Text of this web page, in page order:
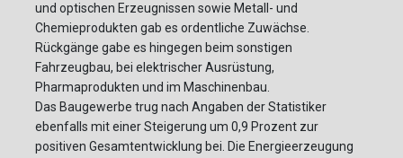
und optischen Erzeugnissen sowie Metall- und
Chemieprodukten gab es ordentliche Zuwächse.
Rückgänge gabe es hingegen beim sonstigen
Fahrzeugbau, bei elektrischer Ausrüstung,
Pharmaprodukten und im Maschinenbau.
Das Baugewerbe trug nach Angaben der Statistiker
ebenfalls mit einer Steigerung um 0,9 Prozent zur
positiven Gesamtentwicklung bei. Die Energieerzeugung